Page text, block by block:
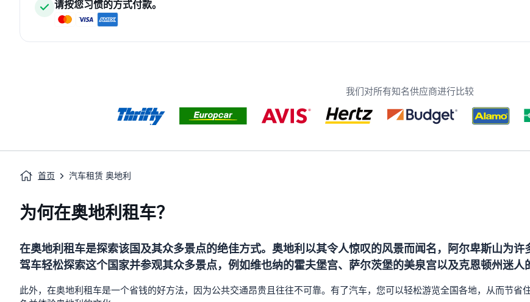
请按您习惯的方式付款。
我们对所有知名供应商进行比较
首页 汽车租赁 奥地利
为何在奥地利租车？
在奥地利租车是探索该国及其众多景点的绝佳方式。奥地利以其令人惊叹的风景而闻名，阿尔卑斯山为
驾车轻松探索这个国家并参观其众多景点，例如维也纳的霍夫堡宫、萨尔茨堡的美泉宫以及克恩顿州迷人
此外，在奥地利租车是一个省钱的好方法，因为公共交通昂贵且往往不可靠。有了汽车，您可以轻松游览全国各地，从而节